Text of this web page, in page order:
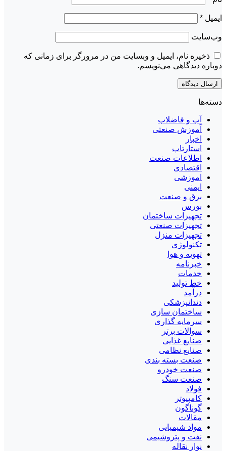
ایمیل *
وب‌سایت
ذخیره نام، ایمیل و وبسایت من در مرورگر برای زمانی که
دوباره دیدگاهی می‌نویسم.
دسته‌ها
آب و فاضلاب
آموزش صنعتی
اخبار
استارتاپ
اطلاعات صنعت
اقتصادی
اموزشی
ایمنی
برق و صنعت
بورس
تجهیزات ساختمان
تجهیزات صنعتی
تجهیزات منزل
تکنولوژی
تهویه و هوا
خبرنامه
خدمات
خط تولید
درآمد
دندانپزشکی
ساختمان سازی
سرمایه گذاری
سوالات برتر
صنایع غذایی
صنایع نظامی
صنعت بسته بندی
صنعت خودرو
صنعت سنگ
فولاد
کامپیوتر
گوناگون
مقالات
مواد شیمیایی
نفت و پتروشیمی
نوار نقاله